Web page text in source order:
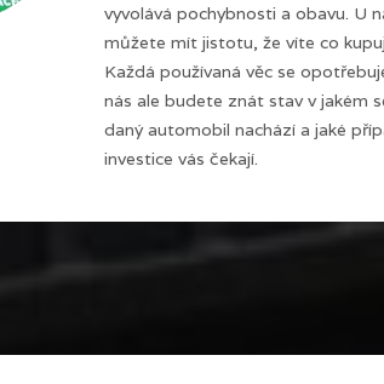
vyvolává pochybnosti a obavu. U
můžete mít jistotu, že víte co
Každá používaná věc se
nás ale budete znát stav v jakém
daný automobil nachází a jaké
investice vás čekají.